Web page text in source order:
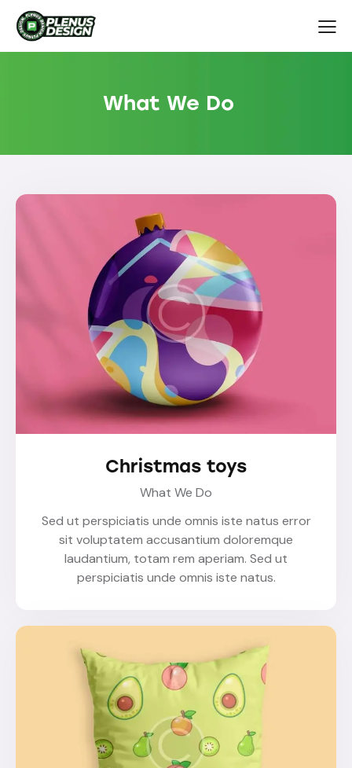
What We Do
Christmas toys
What We Do
Sed ut perspiciatis unde omnis iste natus error
sit voluptatem accusantium doloremque
laudantium, totam rem aperiam. Sed ut
perspiciatis unde omnis iste natus.